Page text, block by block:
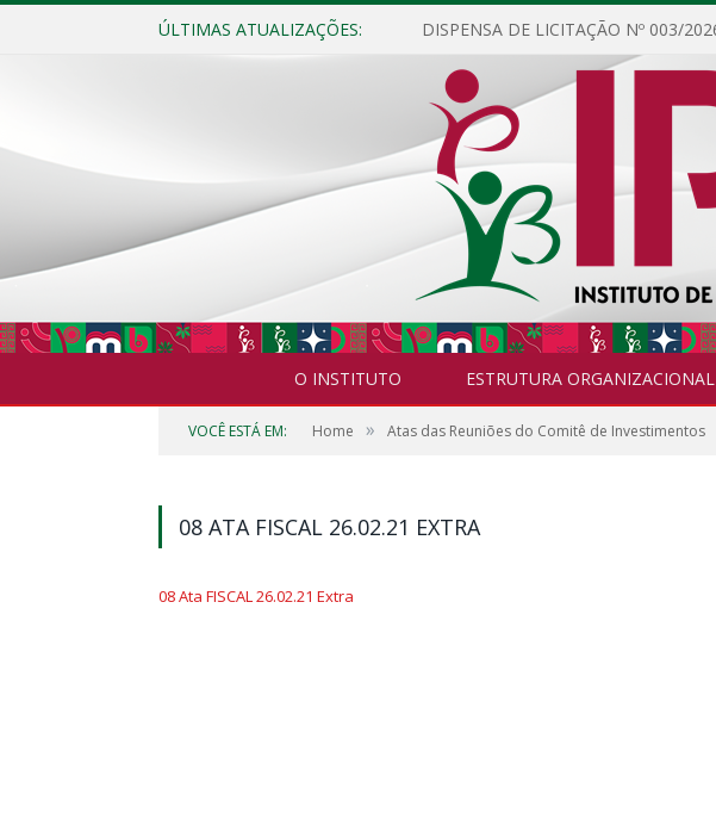
ÚLTIMAS ATUALIZAÇÕES:
O INSTITUTO ESTRUTURA ORGANIZACIONAL
VOCÊ ESTÁ EM: Home » Atas das Reuniões do Comitê de Investimentos
08 ATA FISCAL 26.02.21 EXTRA
08 Ata FISCAL 26.02.21 Extra